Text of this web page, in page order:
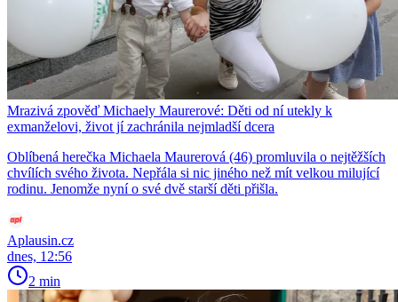
Mrazivá zpověď Michaely Maurerové: Děti od ní utekly k
exmanželovi, život jí zachránila nejmladší dcera
Oblíbená herečka Michaela Maurerová (46) promluvila o nejtěžších
chvílích svého života. Nepřála si nic jiného než mít velkou milující
rodinu. Jenomže nyní o své dvě starší děti přišla.
Aplausin.cz
dnes, 12:56
2 min